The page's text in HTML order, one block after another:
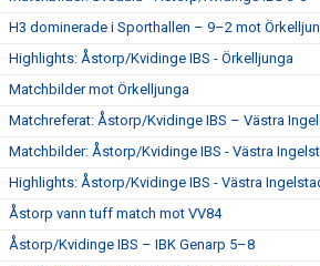
H3 dominerade i Sporthallen – 9–2 mot
Highlights: Åstorp/Kvidinge IBS - Örkelljunga
Matchbilder mot Örkelljunga
Matchreferat: Åstorp/Kvidinge IBS – Västra
Matchbilder: Åstorp/Kvidinge IBS - Västra
Highlights: Åstorp/Kvidinge IBS - Västra
Åstorp vann tuff match mot VV84
Åstorp/Kvidinge IBS – IBK Genarp 5–8